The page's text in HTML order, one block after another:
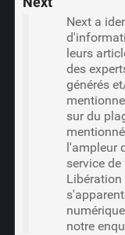
Next a
leurs
des
générés
sur du
l'ampleur
service
Libération
notre